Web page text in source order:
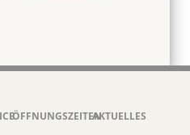
ÖFFNUNGSZEITENAKTUELLES